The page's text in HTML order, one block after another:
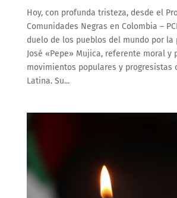
Hoy, con profunda tristeza, desde el
Comunidades Negras en Colombia –
duelo de los pueblos del mundo por
José «Pepe» Mujica, referente moral y
movimientos populares y progresistas
Latina. Su...